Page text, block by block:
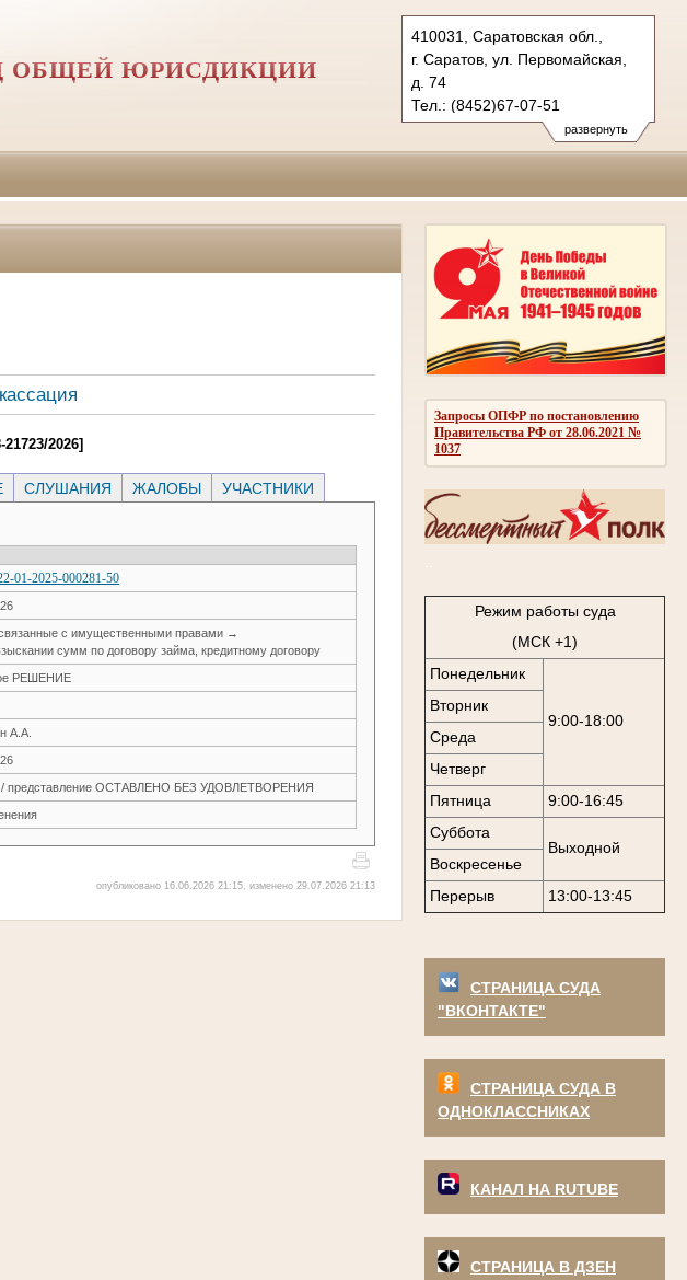
развернуть
410031, Саратовская обл.,
г. Саратов, ул. Первомайская,
д. 74
Тел.: (8452)67-07-51
(8452)98-28-84
(8452)98-33-51
ОБЩЕЙ ЮРИСДИКЦИИ
Запросы ОПФР по постановлению
Правительства РФ от 28.06.2021 №
1037
Режим работы суда
(МСК +1)
Понедельник
9:00-18:00
Вторник
Среда
Четверг
Пятница
9:00-16:45
Суббота
Выходной
Воскресенье
Перерыв
13:00-13:45
СТРАНИЦА СУДА
"ВКОНТАКТЕ"
СТРАНИЦА СУДА В
ОДНОКЛАССНИКАХ
КАНАЛ НА RUTUBE
СТРАНИЦА В ДЗЕН
2026]
СЛУШАНИЯ ЖАЛОБЫ УЧАСТНИКИ
01-2025-000281-50
с имущественными правами →
сумм по договору займа, кредитному договору
РЕШЕНИЕ
А.А.
/ представление ОСТАВЛЕНО БЕЗ УДОВЛЕТВОРЕНИЯ
опубликовано 16.06.2026 21:15, изменено 29.07.2026 21:13